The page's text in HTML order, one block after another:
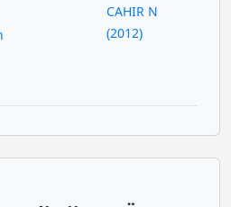
CAHIR N
(2012)